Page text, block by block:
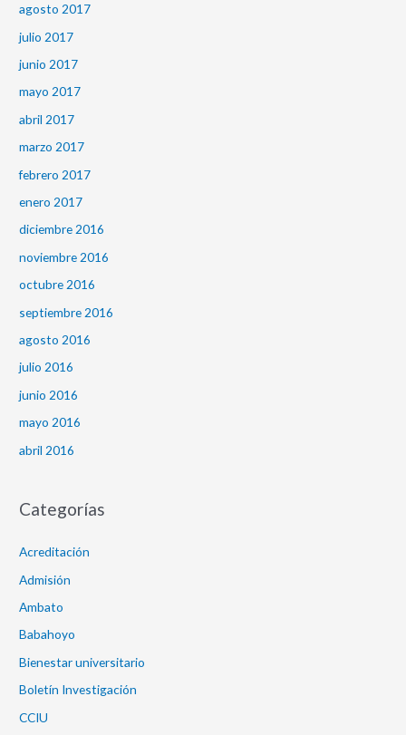
agosto 2017
julio 2017
junio 2017
mayo 2017
abril 2017
marzo 2017
febrero 2017
enero 2017
diciembre 2016
noviembre 2016
octubre 2016
septiembre 2016
agosto 2016
julio 2016
junio 2016
mayo 2016
abril 2016
Categorías
Acreditación
Admisión
Ambato
Babahoyo
Bienestar universitario
Boletín Investigación
CCIU